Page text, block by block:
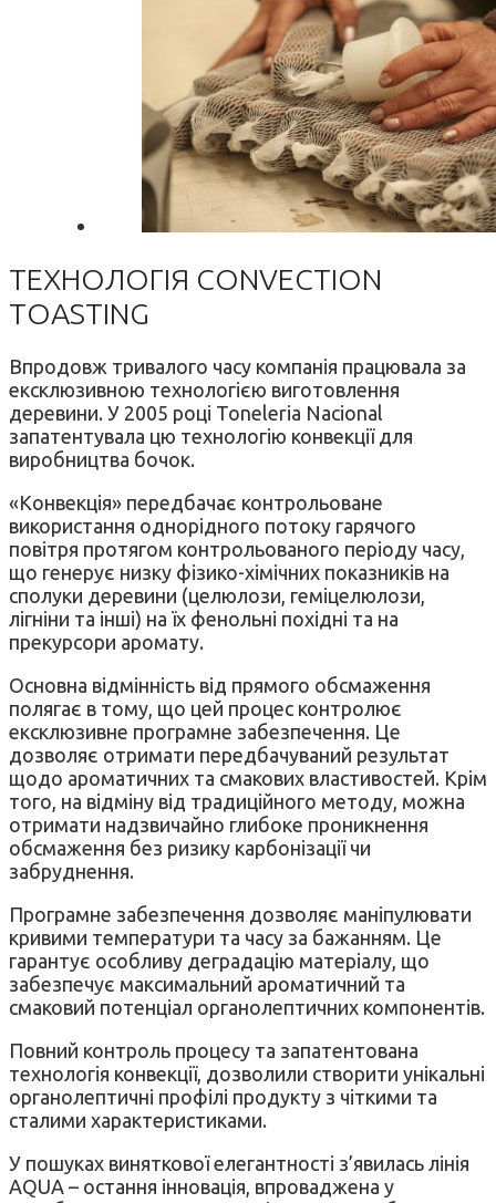
ТЕХНОЛОГІЯ CONVECTION
TOASTING
Впродовж тривалого часу компанія працювала за
ексклюзивною технологією виготовлення
деревини. У 2005 році Toneleria Nacional
запатентувала цю технологію конвекції для
виробництва бочок.
«Конвекція» передбачає контрольоване
використання однорідного потоку гарячого
повітря протягом контрольованого періоду часу,
що генерує низку фізико-хімічних показників на
сполуки деревини (целюлози, геміцелюлози,
лігніни та інші) на їх фенольні похідні та на
прекурсори аромату.
Основна відмінність від прямого обсмаження
полягає в тому, що цей процес контролює
ексклюзивне програмне забезпечення. Це
дозволяє отримати передбачуваний результат
щодо ароматичних та смакових властивостей. Крім
того, на відміну від традиційного методу, можна
отримати надзвичайно глибоке проникнення
обсмаження без ризику карбонізації чи
забруднення.
Програмне забезпечення дозволяє маніпулювати
кривими температури та часу за бажанням. Це
гарантує особливу деградацію матеріалу, що
забезпечує максимальний ароматичний та
смаковий потенціал органолептичних компонентів.
Повний контроль процесу та запатентована
технологія конвекції, дозволили створити унікальні
органолептичні профілі продукту з чіткими та
сталими характеристиками.
У пошуках виняткової елегантності з’явилась лінія
AQUA – остання інновація, впроваджена у